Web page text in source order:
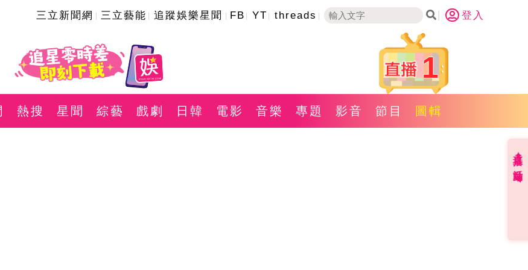
三立新聞網 三立藝能 追蹤娛樂星聞 FB YT threads 登入
1
熱搜 星聞 綜藝 戲劇 日韓 電影 音樂 專題 影音 節目 圖輯
直播✦活動